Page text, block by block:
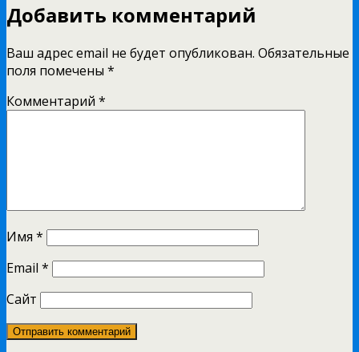
Добавить комментарий
Ваш адрес email не будет опубликован. Обязательные
поля помечены *
Комментарий *
Имя *
Email *
Сайт